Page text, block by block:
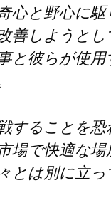
心と野心に駆
善しようと
と彼らが使
することを
場で快適な
とは別に立